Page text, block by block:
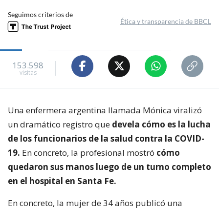
Seguimos criterios de
Ética y transparencia de BBCL
153.598
visitas
Una enfermera argentina llamada Mónica viralizó
un dramático registro que devela cómo es la lucha
de los funcionarios de la salud contra la COVID-
19. En concreto, la profesional mostró cómo
quedaron sus manos luego de un turno completo
en el hospital en Santa Fe.
En concreto, la mujer de 34 años publicó una